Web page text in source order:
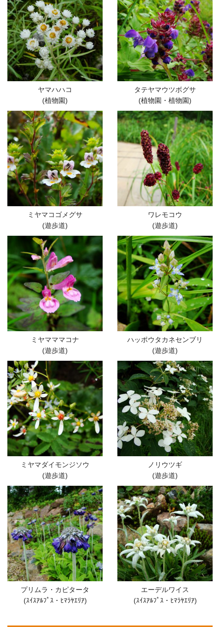
ヤマハハコ
(植物園)
タテヤマウツボグサ
(植物園・植物園)
ミヤマコゴメグサ
(遊歩道)
ワレモコウ
(遊歩道)
ミヤマママコナ
(遊歩道)
ハッポウタカネセンブリ
(遊歩道)
ミヤマダイモンジソウ
(遊歩道)
ノリウツギ
(遊歩道)
プリムラ・カピタータ
(ｽｲｽｱﾙﾌﾟｽ・ﾋﾏﾗﾔｴﾘｱ)
エーデルワイス
(ｽｲｽｱﾙﾌﾟｽ・ﾋﾏﾗﾔｴﾘｱ)